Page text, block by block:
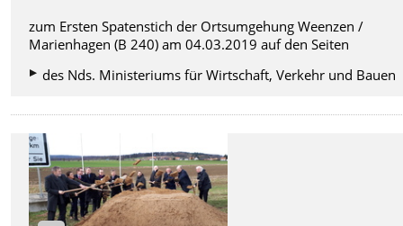
zum Ersten Spatenstich der Ortsumgehung Weenzen /
Marienhagen (B 240) am 04.03.2019 auf den Seiten
des Nds. Ministeriums für Wirtschaft, Verkehr und Bauen